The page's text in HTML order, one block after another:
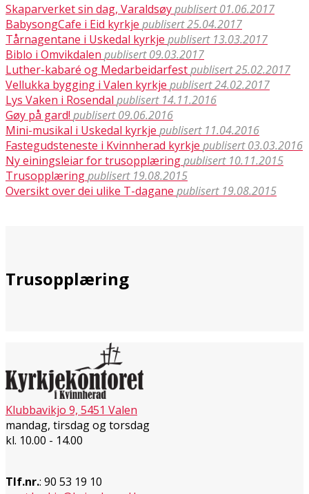
Skaparverket sin dag, Varaldsøypublisert 01.06.2017
BabysongCafe i Eid kyrkje publisert 25.04.2017
Tårnagentane i Uskedal kyrkje publisert 13.03.2017
Biblo i Omvikdalen publisert 09.03.2017
Luther-kabaré og Medarbeidarfestpublisert 25.02.2017
Vellukka bygging i Valen kyrkje publisert 24.02.2017
Lys Vaken i Rosendal publisert 14.11.2016
Gøy på gard! publisert 09.06.2016
Mini-musikal i Uskedal kyrkje publisert 11.04.2016
Fastegudsteneste i Kvinnherad kyrkje publisert 03.03.2016
Ny einingsleiar for trusopplæringpublisert 10.11.2015
Trusopplæringpublisert 19.08.2015
Oversikt over dei ulike T-dagane publisert 19.08.2015
Trusopplæring
Klubbavikjo 9, 5451 Valen
mandag, tirsdag og torsdag
kl. 10.00 - 14.00
Tlf.nr.: 90 53 19 10